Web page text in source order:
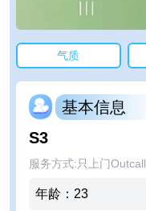
气质
基本信息
S3
服务方式:只上门Outcall
年龄 ： 23